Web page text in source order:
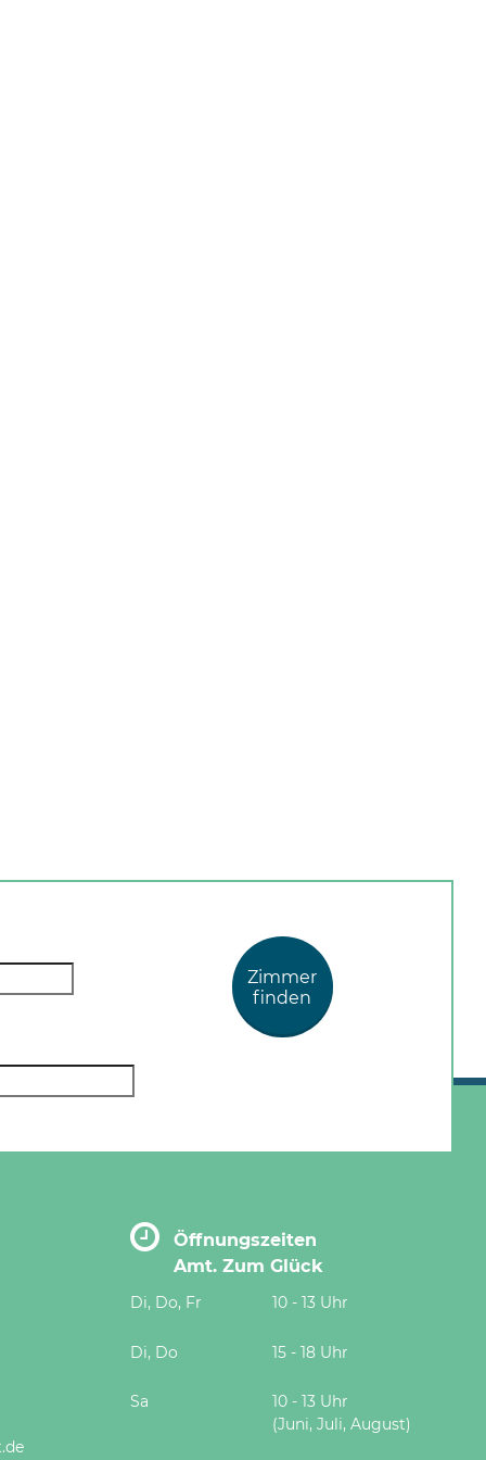
Zimmer
finden
Öffnungszeiten
Amt. Zum Glück
Di, Do, Fr 10 - 13 Uhr
Di, Do 15 - 18 Uhr
Sa
10 - 13 Uhr
(Juni, Juli, August)